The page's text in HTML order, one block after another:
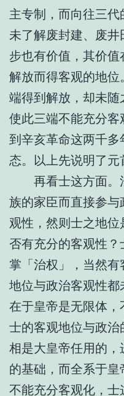
主专制，而向往三代
未了解废封建、废
步也有价值，其价
解放而得客观的地
端得到解放，却未
使此三端不能充分
到辛亥革命这两千
态。以上先说明了元
再看士这方面。
族的家臣而直接参
观性，然则士之地
否有充分的客观性？
掌「治权」，当然
地位与政治客观性
在于皇帝是无限体，
士的客观地位与政
相是大皇帝任用的
的基础，而全系于
不能充分客观化，